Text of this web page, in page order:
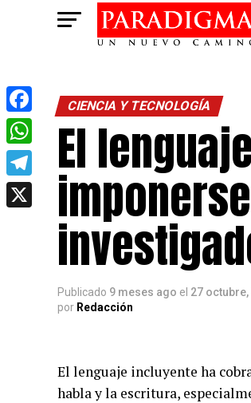
CIENCIA Y TECNOLOGÍA
El
Publicado 9 meses ago el 27 octubre,
por Redacción
El lenguaje incluyente ha
habla y la escritura,
Facebook
WhatsApp
Telegram